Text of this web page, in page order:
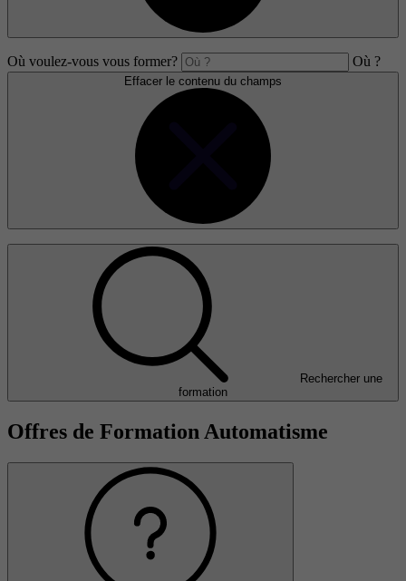
Où voulez-vous vous former? Où ?
Effacer le contenu du champs
Rechercher une
formation
Offres de Formation Automatisme